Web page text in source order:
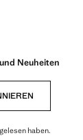
Neuheiten
gelesen haben.